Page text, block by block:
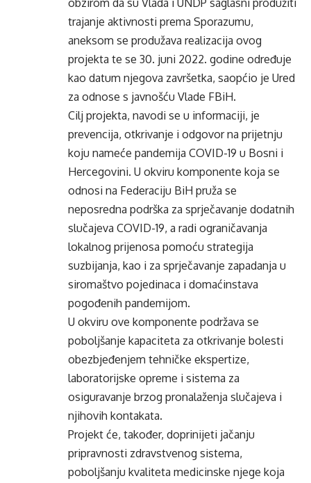
obzirom da su Vlada i UNDP saglasni produžiti
trajanje aktivnosti prema Sporazumu,
aneksom se produžava realizacija ovog
projekta te se 30. juni 2022. godine određuje
kao datum njegova završetka, saopćio je Ured
za odnose s javnošću Vlade FBiH.
Cilj projekta, navodi se u informaciji, je
prevencija, otkrivanje i odgovor na prijetnju
koju nameće pandemija COVID-19 u Bosni i
Hercegovini. U okviru komponente koja se
odnosi na Federaciju BiH pruža se
neposredna podrška za sprječavanje dodatnih
slučajeva COVID-19, a radi ograničavanja
lokalnog prijenosa pomoću strategija
suzbijanja, kao i za sprječavanje zapadanja u
siromaštvo pojedinaca i domaćinstava
pogođenih pandemijom.
U okviru ove komponente podržava se
poboljšanje kapaciteta za otkrivanje bolesti
obezbjeđenjem tehničke ekspertize,
laboratorijske opreme i sistema za
osiguravanje brzog pronalaženja slučajeva i
njihovih kontakata.
Projekt će, također, doprinijeti jačanju
pripravnosti zdravstvenog sistema,
poboljšanju kvaliteta medicinske njege koja